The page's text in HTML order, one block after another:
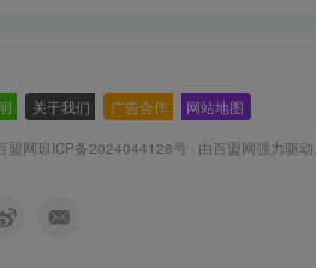
关于我们 广告合作 网站地图
盟网琼ICP备2024044128号 · 由百盟网强力驱动.